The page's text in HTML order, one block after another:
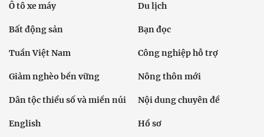
Ô tô xe máy Du lịch
Bất động sản Bạn đọc
Tuần Việt Nam Công nghiệp hỗ trợ
Giảm nghèo bền vững Nông thôn mới
Dân tộc thiểu số và miền núi Nội dung chuyên đề
English Hồ sơ